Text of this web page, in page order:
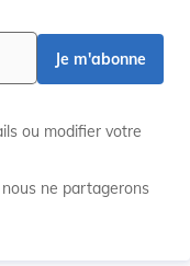
Je m'abonne
ou modifier votre
ne partagerons